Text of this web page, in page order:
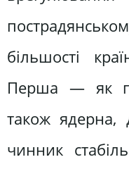
більшості
Перша — як
також
чинник